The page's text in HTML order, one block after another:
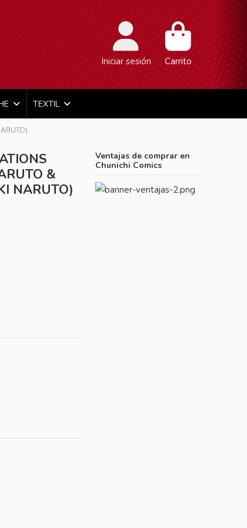
Iniciar sesión Carrito
TEXTIL
&
NARUTO)
Ventajas de comprar en
Chunichi Comics